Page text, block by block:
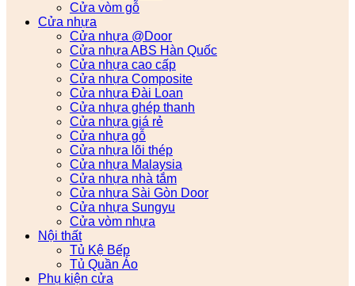
Cửa vòm gỗ
Cửa nhựa
Cửa nhựa @Door
Cửa nhựa ABS Hàn Quốc
Cửa nhựa cao cấp
Cửa nhựa Composite
Cửa nhựa Đài Loan
Cửa nhựa ghép thanh
Cửa nhựa giá rẻ
Cửa nhựa gỗ
Cửa nhựa lõi thép
Cửa nhựa Malaysia
Cửa nhựa nhà tắm
Cửa nhựa Sài Gòn Door
Cửa nhựa Sungyu
Cửa vòm nhựa
Nội thất
Tủ Kệ Bếp
Tủ Quần Áo
Phụ kiện cửa